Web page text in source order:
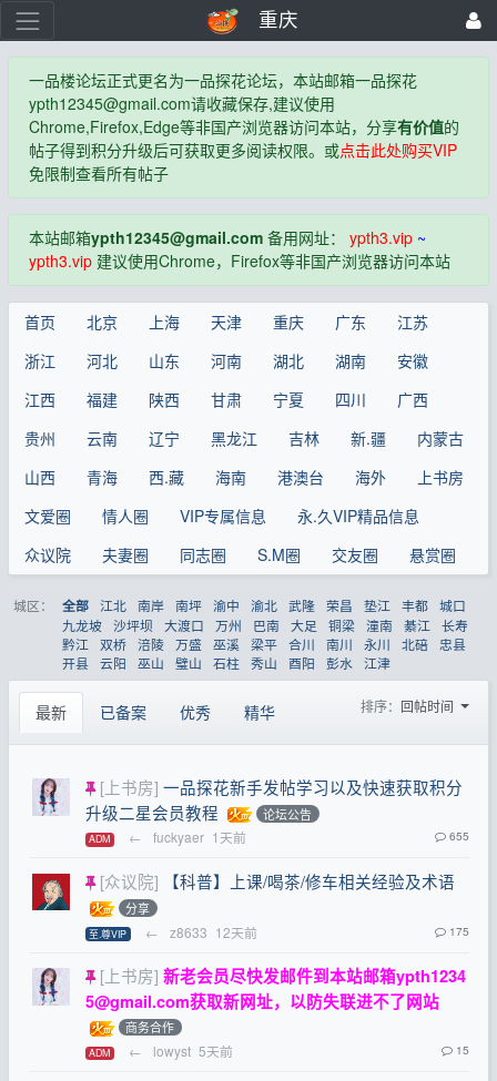
重庆
一品楼论坛正式更名为一品探花论坛，本站邮箱一品探花
ypth12345@gmail.com请收藏保存,建议使用
Chrome,Firefox,Edge等非国产浏览器访问本站，分享有价值的
帖子得到积分升级后可获取更多阅读权限。或点击此处购买VIP
免限制查看所有帖子
本站邮箱ypth12345@gmail.com备用网址： ypth3.vip~
ypth3.vip建议使用Chrome，Firefox等非国产浏览器访问本站
首页 北京 上海 天津 重庆 广东
江苏
浙江
河北 山东 河南 湖北 湖南
安徽
江西
福建 陕西 甘肃 宁夏 四川
广西
贵州
云南 辽宁 黑龙江 吉林 新.疆
内蒙古
山西
青海 西.藏 海南 港澳台 海外
上书房
文爱圈
情人圈 VIP专属信息
永.久VIP精品信息
众议院
夫妻圈 同志圈 S.M圈 交友圈 悬赏圈
城区： 全部 江北 南岸 南坪 渝中 渝北 武隆 荣昌 垫江 丰都 城口
九龙坡 沙坪坝 大渡口 万州 巴南 大足 铜梁 潼南 綦江
长寿
黔江
双桥 涪陵 万盛 巫溪 梁平 合川 南川 永川 北碚
忠县
开县 云阳 巫山 璧山 石柱 秀山 酉阳 彭水 江津
最新 已备案 优秀 精华 排序： 回帖时间
[上书房] 一品探花新手发帖学习以及快速获取积分
升级二星会员教程
论坛公告
ADM ← fuckyaer 1天前 655
[众议院] 【科普】上课/喝茶/修车相关经验及术语
分享
至.尊VIP ← z8633 12天前 175
[上书房] 新老会员尽快发邮件到本站邮箱ypth1234
5@gmail.com获取新网址，以防失联进不了网站
商务合作
ADM ← lowyst 5天前 15